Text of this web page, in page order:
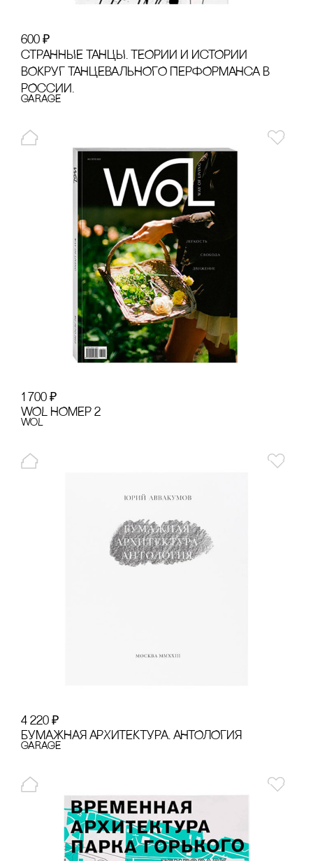
600 ₽
сТРАННЫЕ ТАНЦЫ. ТЕОРИИ И ИсТОРИИ
ВОКРУГ ТАНЦЕВАЛЬНОГО ПЕРФОРМАНсА В
РОссИИ.
GARAGE
1 700 ₽
WOL НОМЕР 2
WoL
4 220 ₽
БУМАЖНАЯ АРХИТЕКТУРА. АНТОЛОГИЯ
GARAGE